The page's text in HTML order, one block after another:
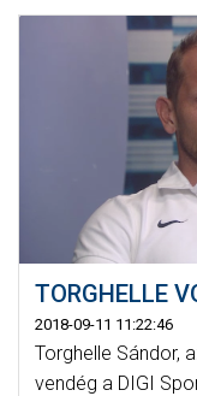
TORGHELLE
2018-09-11 11:22:46
Torghelle Sándor,
vendég a DIGI